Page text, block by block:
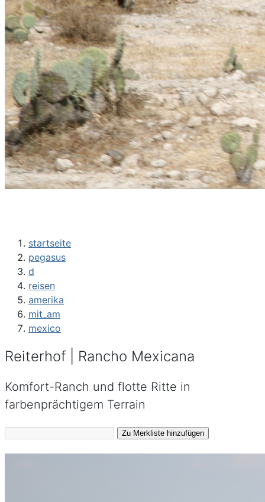
startseite
pegasus
d
reisen
amerika
mit_am
mexico
Reiterhof | Rancho Mexicana
Komfort-Ranch und flotte Ritte in
farbenprächtigem Terrain